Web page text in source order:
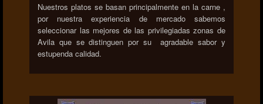
Nuestros platos se basan principalmente en la carne ,
por nuestra experiencia de mercado sabemos
seleccionar las mejores de las privilegiadas zonas de
Avila que se distinguen por su agradable sabor y
estupenda calidad.